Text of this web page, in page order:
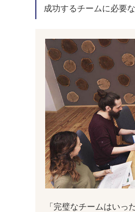
成功するチームに必要
「完璧なチームはいっ